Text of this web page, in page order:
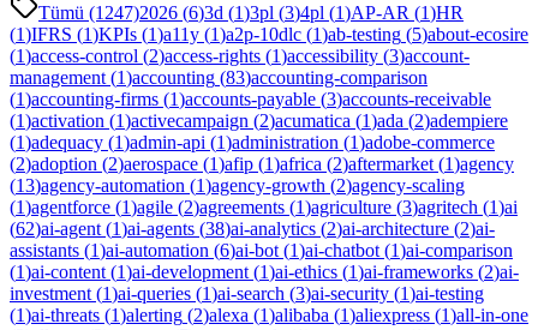
Tümü (1247)2026 (6)3d (1)3pl (3)4pl (1)AP-AR (1)HR
(1)IFRS (1)KPIs (1)a11y (1)a2p-10dlc (1)ab-testing (5)about-ecosire
(1)access-control (2)access-rights (1)accessibility (3)account-
management (1)accounting (83)accounting-comparison
(1)accounting-firms (1)accounts-payable (3)accounts-receivable
(1)activation (1)activecampaign (2)acumatica (1)ada (2)adempiere
(1)adequacy (1)admin-api (1)administration (1)adobe-commerce
(2)adoption (2)aerospace (1)afip (1)africa (2)aftermarket (1)agency
(13)agency-automation (1)agency-growth (2)agency-scaling
(1)agentforce (1)agile (2)agreements (1)agriculture (3)agritech (1)ai
(62)ai-agent (1)ai-agents (38)ai-analytics (2)ai-architecture (2)ai-
assistants (1)ai-automation (6)ai-bot (1)ai-chatbot (1)ai-comparison
(1)ai-content (1)ai-development (1)ai-ethics (1)ai-frameworks (2)ai-
investment (1)ai-queries (1)ai-search (3)ai-security (1)ai-testing
(1)ai-threats (1)alerting (2)alexa (1)alibaba (1)aliexpress (1)all-in-one